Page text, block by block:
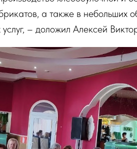
а также в небольших
– доложил Алексей